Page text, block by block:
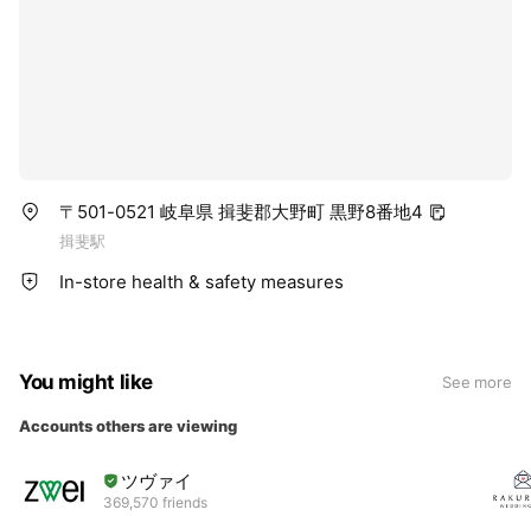
〒501-0521 岐阜県 揖斐郡大野町 黒野8番地4
揖斐駅
In-store health & safety measures
You might like See more
Accounts others are viewing
ツヴァイ
369,570 friends